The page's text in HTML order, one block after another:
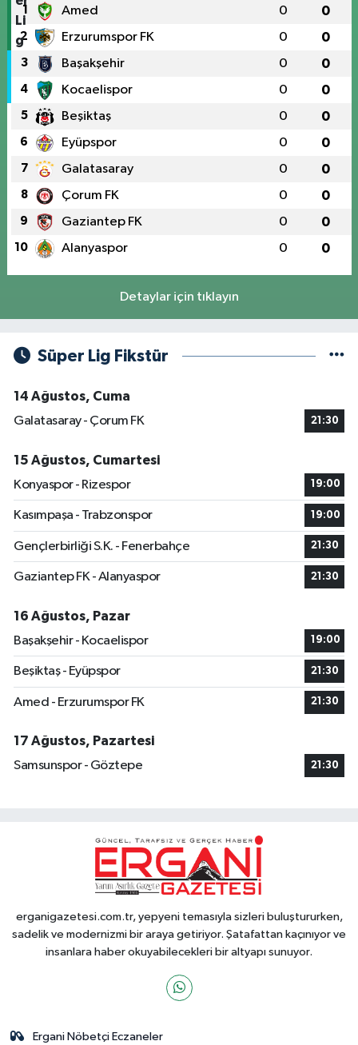
1 Amed 0 0
2 Erzurumspor FK 0 0
3 Başakşehir 0 0
4 Kocaelispor 0 0
5 Beşiktaş 0 0
6 Eyüpspor 0 0
7 Galatasaray 0 0
8 Çorum FK 0 0
9 Gaziantep FK 0 0
10 Alanyaspor 0 0
Detaylar için tıklayın
Süper Lig Fikstür
14 Ağustos, Cuma
Galatasaray - Çorum FK
21:30
15 Ağustos, Cumartesi
Konyaspor - Rizespor
19:00
Kasımpaşa - Trabzonspor 19:00
Gençlerbirliği S.K. - Fenerbahçe 21:30
Gaziantep FK - Alanyaspor 21:30
16 Ağustos, Pazar
Başakşehir - Kocaelispor
19:00
Beşiktaş - Eyüpspor 21:30
Amed - Erzurumspor FK 21:30
17 Ağustos, Pazartesi
Samsunspor - Göztepe
21:30
erganigazetesi.com.tr, yepyeni temasıyla sizleri buluştururken,
sadelik ve modernizmi bir araya getiriyor. Şatafattan kaçınıyor ve
insanlara haber okuyabilecekleri bir altyapı sunuyor.
Ergani Nöbetçi Eczaneler